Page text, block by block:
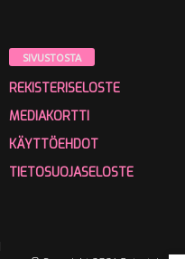
SIVUSTOSTA
REKISTERISELOSTE
MEDIAKORTTI
KÄYTTÖEHDOT
TIETOSUOJASELOSTE